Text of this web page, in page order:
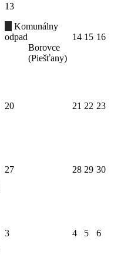
13
Komunálny
odpad
Borovce
(Piešťany)
14 15 16
20 21 22 23
27 28 29 30
3 4 5 6